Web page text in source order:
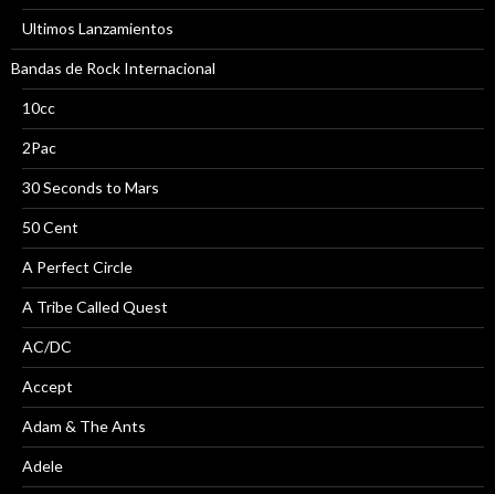
Ultimos Lanzamientos
Bandas de Rock Internacional
10cc
2Pac
30 Seconds to Mars
50 Cent
A Perfect Circle
A Tribe Called Quest
AC/DC
Accept
Adam & The Ants
Adele